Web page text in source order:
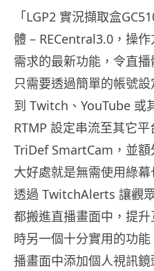
「LGP2 實況擷取盒
體 – RECentral3.0，操
需求的最新功能，令直
只需要透過簡單的帳號
到 Twitch、YouTube 或
RTMP 設定串流至其它
TriDef SmartCam，並
大好處就是無需使用綠
透過 TwitchAlerts 讓觀
都搬進直播畫面中，提
時另一個十分實用的功
播畫面中添加個人視訊